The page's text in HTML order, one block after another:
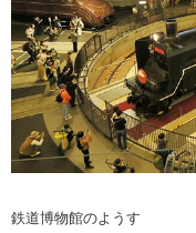
鉄道博物館のようす